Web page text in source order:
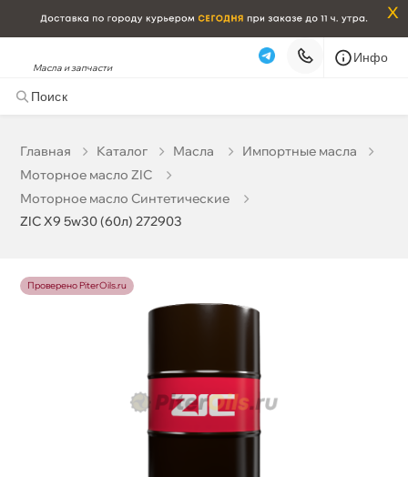
x
Масла и запчасти
Инфо
Главная Катало Масла
Импортные масла
Моторное масло ZIC
Моторное масло Синтетические
ZIC X9 5w30 (60л) 272903
Проверено PiterOils.ru
Бесплатная Завтра, 08.08 (при заказе от 2000₽)
Срочная за 2 ч – 399 ₽
Карта